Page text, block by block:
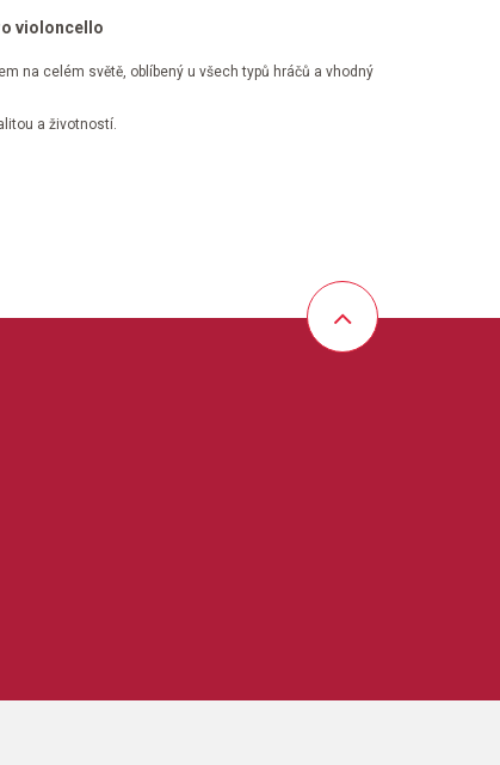
violoncello
na celém světě, oblíbený u všech typů hráčů a vhodný
a životností.